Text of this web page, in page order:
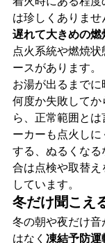
は珍しくありませ
遅れて大きめの燃
点火系統や燃焼
ースがあります。
お湯が出るまでに
何度か失敗して
ら、正常範囲と
ーカーも点火し
する、ぬるくな
合は点検や取替
しています。
冬だけ聞こえ
冬の朝や夜だけ
はなく 凍結予防運